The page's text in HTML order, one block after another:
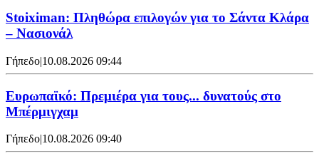
Stoiximan: Πληθώρα επιλογών για το Σάντα Κλάρα
– Νασιονάλ
Γήπεδο|10.08.2026 09:44
Ευρωπαϊκό: Πρεμιέρα για τους... δυνατούς στο
Μπέρμιγχαμ
Γήπεδο 10.08.2026 09:40